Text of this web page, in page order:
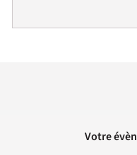
Votre